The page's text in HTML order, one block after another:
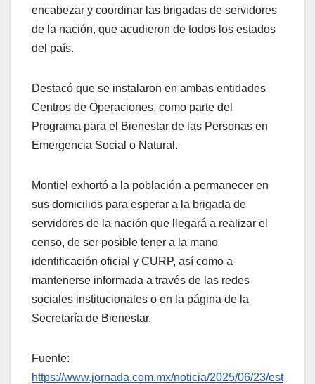
encabezar y coordinar las brigadas de servidores
de la nación, que acudieron de todos los estados
del país.
Destacó que se instalaron en ambas entidades
Centros de Operaciones, como parte del
Programa para el Bienestar de las Personas en
Emergencia Social o Natural.
Montiel exhortó a la población a permanecer en
sus domicilios para esperar a la brigada de
servidores de la nación que llegará a realizar el
censo, de ser posible tener a la mano
identificación oficial y CURP, así como a
mantenerse informada a través de las redes
sociales institucionales o en la página de la
Secretaría de Bienestar.
Fuente:
https://www.jornada.com.mx/noticia/2025/06/23/est